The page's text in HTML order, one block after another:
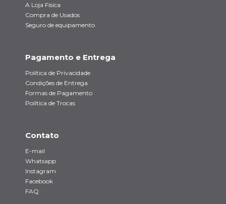
A Loja Física
Compra de Usados
Seguro de equipamento
Pagamento e Entrega
Política de Privacidade
Condições de Entrega
Formas de Pagamento
Política de Trocas
Contato
E-mail
Whatsapp
Instagram
Facebook
FAQ